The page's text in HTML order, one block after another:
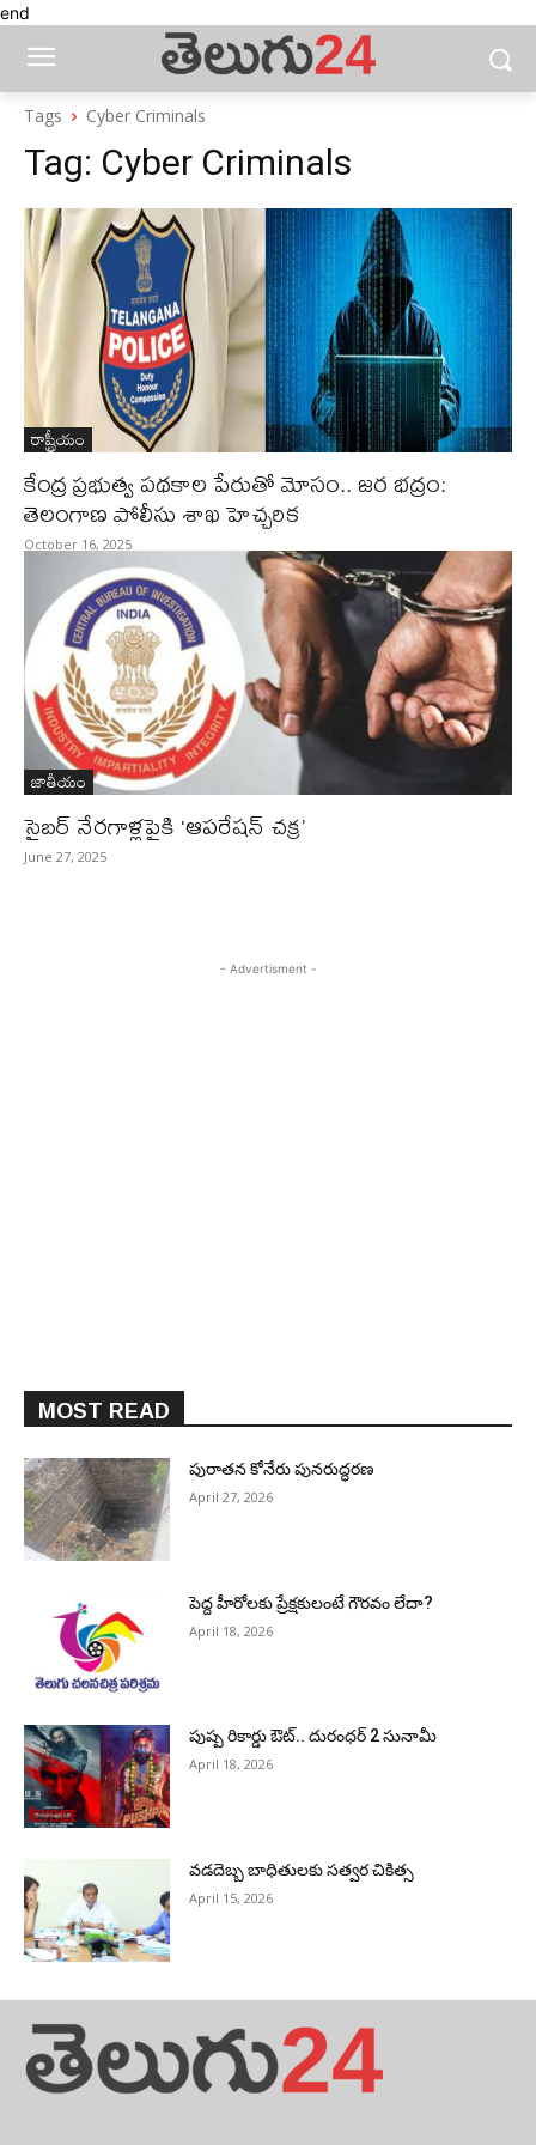
end
Tags Cyber Criminals
Tag: Cyber Criminals
రాష్ట్రీయం
కేంద్ర ప్రభుత్వ పథకాల పేరుతో మోసం.. జర భద్రం:
తెలంగాణ పోలీసు శాఖ హెచ్చరిక
October 16, 2025
జాతీయం
సైబర్ నేరగాళ్లపైకి ‘ఆపరేషన్ చక్ర’
June 27, 2025
- Advertisment -
MOST READ
పురాత‌న కోనేరు పున‌రుద్ధ‌ర‌ణ
April 27, 2026
పెద్ద హీరోల‌కు ప్రేక్ష‌కులంటే గౌర‌వం లేదా?
April 18, 2026
పుష్ప రికార్డు ఔట్‌.. దురంధ‌ర్ 2 సునామీ
April 18, 2026
వడదెబ్బ బాధితులకు సత్వర చికిత్స
April 15, 2026